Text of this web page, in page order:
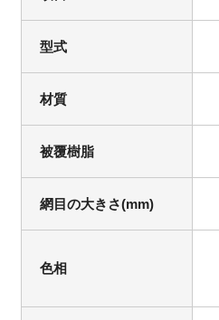
型式
材質
被覆樹脂
網目の大きさ(mm)
色相